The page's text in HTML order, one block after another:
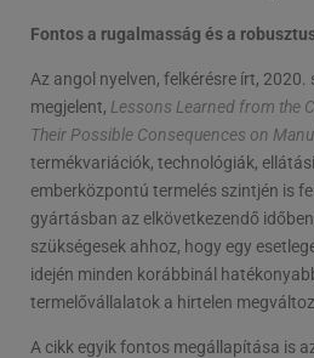
Fontos a rugalmasság és a
Az angol nyelven, felkérésre írt, 2020.
megjelent, Lessons Learned from the
Their Possible Consequences on
termékvariációk, technológiák,
emberközpontú termelés szintjén is
gyártásban az elkövetkezendő
szükségesek ahhoz, hogy egy
idején minden korábbinál
termelővállalatok a hirtelen
A cikk egyik fontos megállapítása is